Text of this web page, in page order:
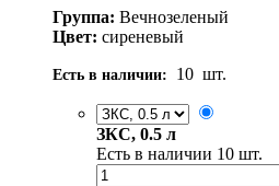
Группа: Вечнозеленый
Цвет: сиреневый
Есть в наличии: 10 шт.
ЗКС, 0.5 л
Есть в наличии 10 шт.